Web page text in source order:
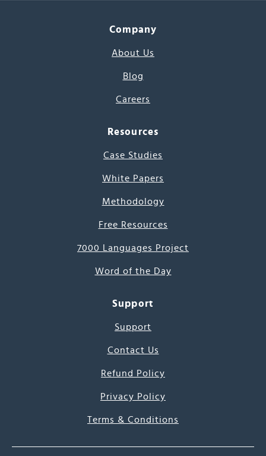
Company
About Us
Blog
Careers
Resources
Case Studies
White Papers
Methodology
Free Resources
7000 Languages Project
Word of the Day
Support
Support
Contact Us
Refund Policy
Privacy Policy
Terms & Conditions